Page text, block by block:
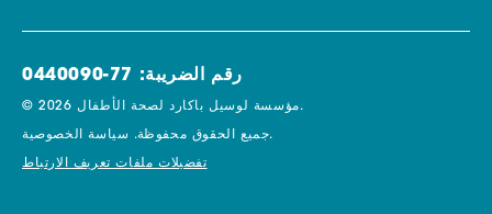
رقم الضريبة: 77-0440090
© 2026 مؤسسة لوسيل باكارد لصحة الأطفال.
جميع الحقوق محفوظة.سياسة الخصوصية.
تفضيلات ملفات تعريف الارتباط